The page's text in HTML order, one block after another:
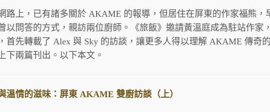
路上，已有諸多關於 AKAME 的報導，但居住在屏東的作家福熊，
以問答的方式，親訪兩位廚師。《旅飯》邀請黃溫庭成為駐站作家
首先轉載了 Alex 與 Sky 的訪談，讓更多人得以理解 AKAME 傳奇
下兩篇刊出。以下本文。
溫情的滋味：屏東 AKAME 雙廚訪談（上）